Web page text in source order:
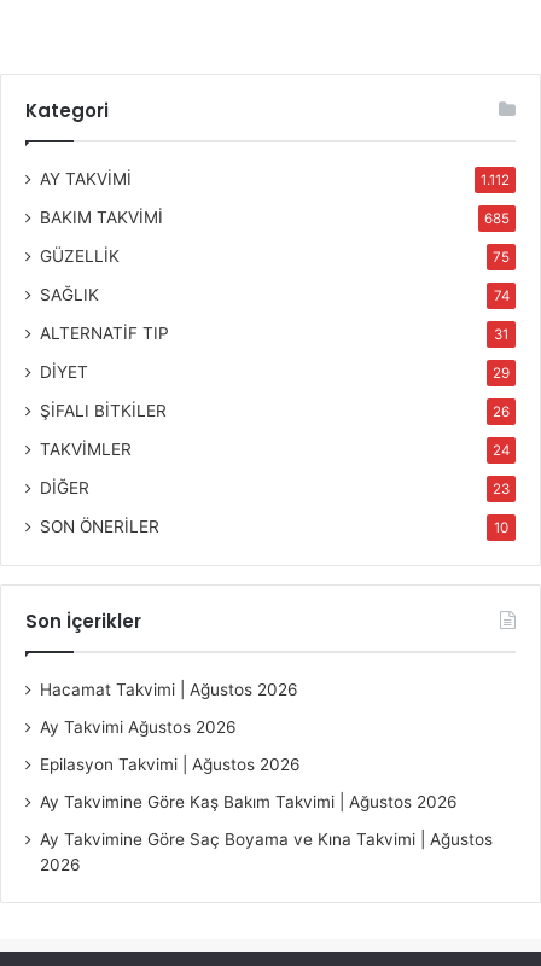
Kategori
AY TAKVİMİ 1.112
BAKIM TAKVİMİ 685
GÜZELLİK 75
SAĞLIK 74
ALTERNATİF TIP 31
DİYET 29
ŞİFALI BİTKİLER 26
TAKVİMLER 24
DİĞER 23
SON ÖNERİLER 10
Son İçerikler
Hacamat Takvimi | Ağustos 2026
Ay Takvimi Ağustos 2026
Epilasyon Takvimi | Ağustos 2026
Ay Takvimine Göre Kaş Bakım Takvimi | Ağustos 2026
Ay Takvimine Göre Saç Boyama ve Kına Takvimi | Ağustos
2026